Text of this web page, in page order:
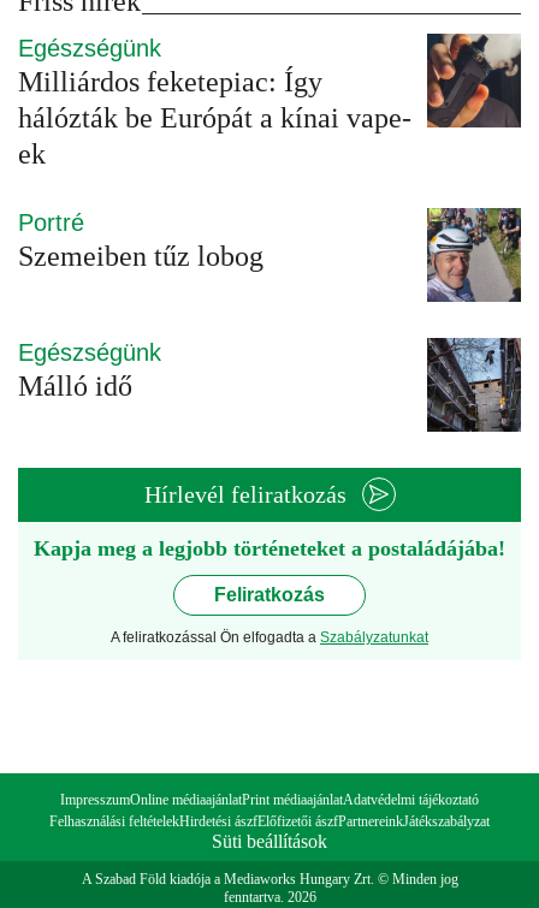
Egészségünk
Milliárdos feketepiac: Így
hálózták be Európát a kínai vape-
ek
Portré
Szemeiben tűz lobog
Egészségünk
Málló idő
Hírlevél feliratkozás
Kapja meg a legjobb történeteket a postaládájába!
Feliratkozás
A feliratkozással Ön elfogadta a Szabályzatunkat
ImpresszumOnline médiaajánlatPrint médiaajánlatAdatvédelmi tájékoztató
Felhasználási feltételekHirdetési ászfElőfizetői ászfPartnereinkJátékszabályzat
Süti beállítások
A Szabad Föld kiadója a Mediaworks Hungary Zrt. © Minden jog
fenntartva. 2026